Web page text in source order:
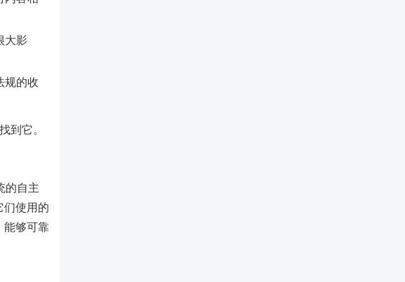
大影
规的收
到它。
的自主
们使用的
能够可靠